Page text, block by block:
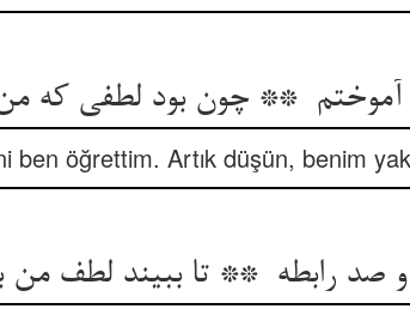
ben öğrettim. Artık düşün, benim